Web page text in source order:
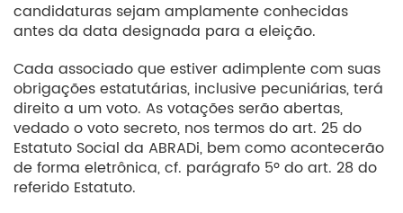
candidaturas sejam amplamente conhecidas
antes da data designada para a eleição.
Cada associado que estiver adimplente com suas
obrigações estatutárias, inclusive pecuniárias, terá
direito a um voto. As votações serão abertas,
vedado o voto secreto, nos termos do art. 25 do
Estatuto Social da ABRADi, bem como acontecerão
de forma eletrônica, cf. parágrafo 5º do art. 28 do
referido Estatuto.